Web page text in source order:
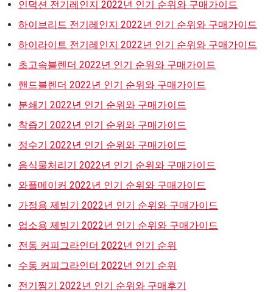
인덕션 전기레인지 2022년 인기 순위와 구매가이드
하이브리드 전기레인지 2022년 인기 순위와 구매가이드
하이라이트 전기레인지 2022년 인기 순위와 구매가이드
초고속블렌더 2022년 인기 순위와 구매가이드
핸드블렌더 2022년 인기 순위와 구매가이드
분쇄기 2022년 인기 순위와 구매가이드
착즙기 2022년 인기 순위와 구매가이드
정수기 2022년 인기 순위와 구매가이드
음식물처리기 2022년 인기 순위와 구매가이드
와플메이커 2022년 인기 순위와 구매가이드
가정용 제빙기 2022년 인기 순위와 구매가이드
업소용 제빙기 2022년 인기 순위와 구매가이드
전동 커피그라인더 2022년 인기 순위
수동 커피그라인더 2022년 인기 순위
전기찜기 2022년 인기 순위와 구매후기